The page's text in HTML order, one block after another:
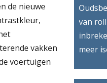
de nieuwe
vakken
voertuigen
van
meer